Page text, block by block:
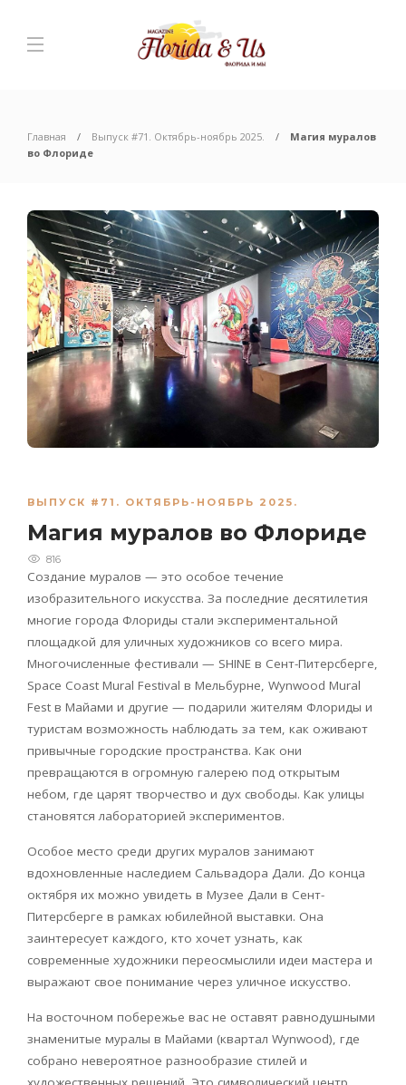
Главная Выпуск #71. Октябрь-ноябрь 2025.
Магия муралов
во Флориде
ВЫПУСК #71. ОКТЯБРЬ-НОЯБРЬ 2025.
Магия муралов во Флориде
816
Создание муралов — это особое течение
изобразительного искусства. За последние десятилетия
многие города Флориды стали экспериментальной
площадкой для уличных художников со всего мира.
Многочисленные фестивали — SHINE в Сент-Питерсберге,
Space Coast Mural Festival в Мельбурне, Wynwood Mural
Fest в Майами и другие — подарили жителям Флориды и
туристам возможность наблюдать за тем, как оживают
привычные городские пространства. Как они
превращаются в огромную галерею под открытым
небом, где царят творчество и дух свободы. Как улицы
становятся лабораторией экспериментов.
Особое место среди других муралов занимают
вдохновленные наследием Сальвадора Дали. До конца
октября их можно увидеть в Музее Дали в Сент-
Питерсберге в рамках юбилейной выставки. Она
заинтересует каждого, кто хочет узнать, как
современные художники переосмыслили идеи мастера и
выражают свое понимание через уличное искусство.
На восточном побережье вас не оставят равнодушными
знаменитые муралы в Майами (квартал Wynwood), где
собрано невероятное разнообразие стилей и